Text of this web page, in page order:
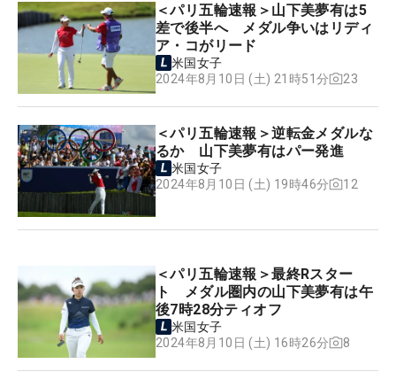
＜パリ五輪速報＞山下美夢有は5
差で後半へ メダル争いはリディ
ア・コがリード
米国女子
2024年8月10日 (土) 21時51分
23
＜パリ五輪速報＞逆転金メダルな
るか 山下美夢有はパー発進
米国女子
2024年8月10日 (土) 19時46分
12
＜パリ五輪速報＞最終Rスター
ト メダル圏内の山下美夢有は午
後7時28分ティオフ
米国女子
2024年8月10日 (土) 16時26分
8